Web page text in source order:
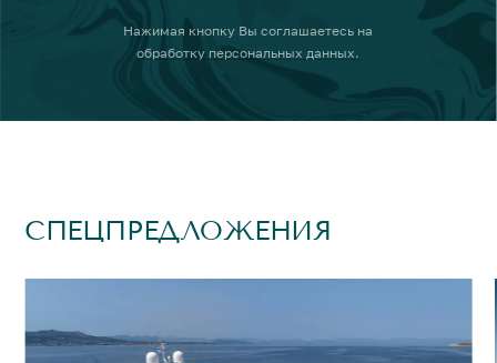
Нажимая кнопку Вы соглашаетесь на
обработку персональных данных.
СПЕЦПРЕДЛОЖЕНИЯ